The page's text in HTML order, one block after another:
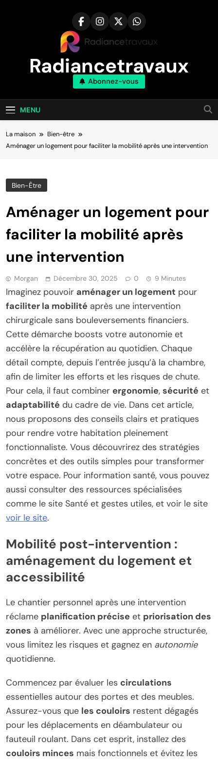
Radiancetravaux
Transformez Votre Maison Naturellement
Abonnez-vous
MENU
La maison
Bien-être
Aménager un logement pour faciliter la mobilité après une intervention
Bien-Être
Aménager un logement pour
faciliter la mobilité après
une intervention
Morgan Décembre 30, 2025 0 9 Minutes
Imaginez pouvoir aménager un logement pour
faciliter la mobilité après une intervention
chirurgicale sans bouleversements financiers.
Cette démarche boosts votre autonomie et
accélère la récupération au quotidien. Chaque
détail compte, depuis l’entrée jusqu’à la chambre,
afin de limiter les efforts et les risques de chute.
Pour cela, il faut combiner ergonomie, sécurité et
adaptabilité du cadre de vie. Dans cet article,
nous proposons des conseils clairs et pratiques
pour rendre votre habitation pleinement
fonctionnaliste. Vous découvrirez des stratégies
concrètes et des outils simples pour transformer
votre espace. Pour information santé, vous pouvez
aussi consulter des ressources spécialisées
comme le site Santé et gestes utiles, et voir le site
voir le site.
Mobilité post-intervention :
aménagement du logement et
accessibilité
Le chantier personnel après une intervention
réclame planification précise et priorisation des
zones à améliorer. Avec une approche structurée,
vous limitez les risques et gagnez en autonomie
quotidienne.
Commencez par évaluer les circulations
essentielles autour des portes et des meubles.
Assurez-vous que les couloirs restent dégagés
pour les déplacements en déambulateur ou
fauteuil roulant. Dans cet esprit, installez des
couloirs minces mais fonctionnels et évitez les